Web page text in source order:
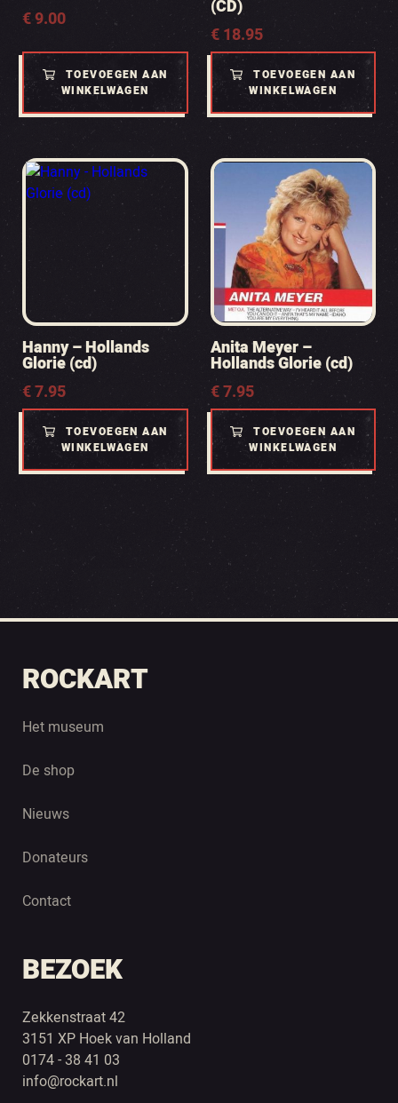
€9.00
TOEVOEGEN AAN
WINKELWAGEN
(CD)
€18.95
TOEVOEGEN AAN
WINKELWAGEN
Hanny – Hollands
Glorie (cd)
€7.95
TOEVOEGEN AAN
WINKELWAGEN
Anita Meyer –
Hollands Glorie (cd)
€7.95
TOEVOEGEN AAN
WINKELWAGEN
ROCKART
Het museum
De shop
Nieuws
Donateurs
Contact
BEZOEK
Zekkenstraat 42
3151 XP Hoek van Holland
0174 - 38 41 03
info@rockart.nl